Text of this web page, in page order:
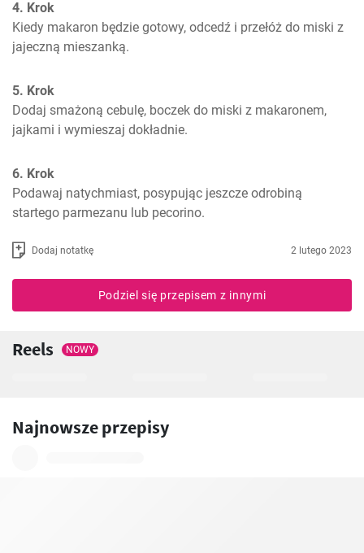
4. Krok
Kiedy makaron będzie gotowy, odcedź i przełóż do miski z
jajeczną mieszanką.
5. Krok
Dodaj smażoną cebulę, boczek do miski z makaronem,
jajkami i wymieszaj dokładnie.
6. Krok
Podawaj natychmiast, posypując jeszcze odrobiną
startego parmezanu lub pecorino.
Dodaj notatkę 2 lutego 2023
Podziel się przepisem z innymi
Reels NOWY
Najnowsze przepisy